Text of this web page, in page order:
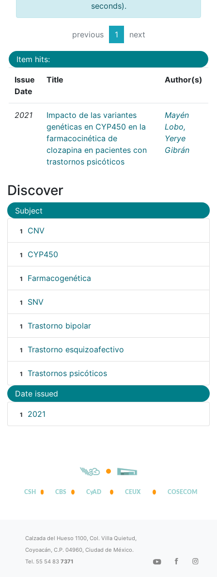
seconds).
previous 1 next
Item hits:
Issue
Date
Title Author(s)
2021
Impacto de las variantes
genéticas en CYP450 en la
farmacocinética de
clozapina en pacientes con
trastornos psicóticos
Mayén
Lobo,
Yerye
Gibrán
Discover
Subject
1 CNV
1 CYP450
1 Farmacogenética
1 SNV
1 Trastorno bipolar
1 Trastorno esquizoafectivo
1 Trastornos psicóticos
Date issued
1 2021
CSH CBS CyAD CEUX COSECOM
Calzada del Hueso 1100, Col. Villa Quietud,
Coyoacán, C.P. 04960, Ciudad de México.
Tel. 55 54 837371